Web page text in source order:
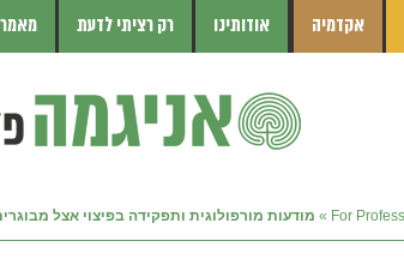
אקדמיה אודותינו רק רציתי לדעת
» מודעות מורפולוגית ותפקידה בפיצוי אצל